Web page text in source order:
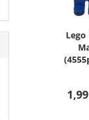
Lego